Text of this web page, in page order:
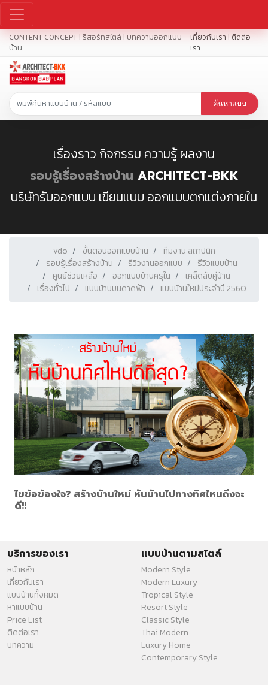
CONTENT CONCEPT | รีสอร์ทสไตล์ | บทความออกแบบ
บ้าน
เกี่ยวกับเรา | ติดต่อ
เรา
ค้นหาแบบ
เรื่องราว กิจกรรม ความรู้ ผลงาน
รอบรู้เรื่องสร้างบ้าน ARCHITECT-BKK
บริษัทรับออกแบบ เขียนแบบ ออกแบบตกแต่งภายใน
vdo ขั้นตอนออกแบบบ้าน
ทีมงาน สถาปนิก
รอบรู้เรื่องสร้างบ้าน
รีวิวงานออกแบบ
รีวิวแบบบ้าน
ศูนย์ช่วยเหลือ
ออกแบบบ้านครุใน
เคล็ดลับคู่บ้าน
เรื่องทั่วไป
แบบบ้านบนดาดฟ้า แบบบ้านใหม่ประจำปี 2560
ไขข้อข้องใจ? สร้างบ้านใหม่ หันบ้านไปทางทิศไหนถึงจะ
ดี!!
บริการของเรา
หน้าหลัก
เกี่ยวกับเรา
แบบบ้านทั้งหมด
หาแบบบ้าน
Price List
ติดต่อเรา
บทความ
แบบบ้านตามสไตล์
Modern Style
Modern Luxury
Tropical Style
Resort Style
Classic Style
Thai Modern
Luxury Home
Contemporary Style